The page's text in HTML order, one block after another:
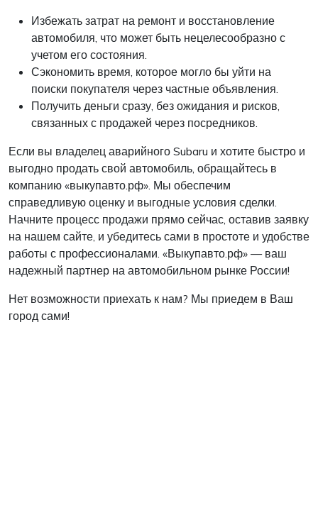
Избежать затрат на ремонт и восстановление
автомобиля, что может быть нецелесообразно с
учетом его состояния.
Сэкономить время, которое могло бы уйти на
поиски покупателя через частные объявления.
Получить деньги сразу, без ожидания и рисков,
связанных с продажей через посредников.
Если вы владелец аварийного Subaru и хотите быстро и
выгодно продать свой автомобиль, обращайтесь в
компанию «выкупавто.рф». Мы обеспечим
справедливую оценку и выгодные условия сделки.
Начните процесс продажи прямо сейчас, оставив заявку
на нашем сайте, и убедитесь сами в простоте и удобстве
работы с профессионалами. «Выкупавто.рф» — ваш
надежный партнер на автомобильном рынке России!
Нет возможности приехать к нам? Мы приедем в Ваш
город сами!